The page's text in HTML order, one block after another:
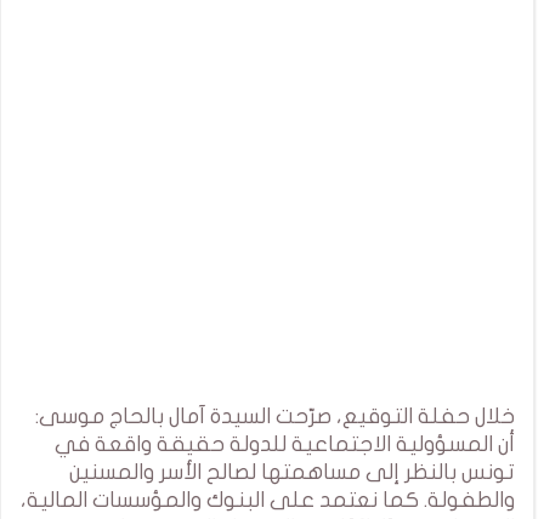
خلال حفلة التوقيع، صرّحت السيدة آمال بالحاج موسى:
أن المسؤولية الاجتماعية للدولة حقيقة واقعة في
تونس بالنظر إلى مساهمتها لصالح الأسر والمسنين
والطفولة. كما نعتمد على البنوك والمؤسسات المالية،